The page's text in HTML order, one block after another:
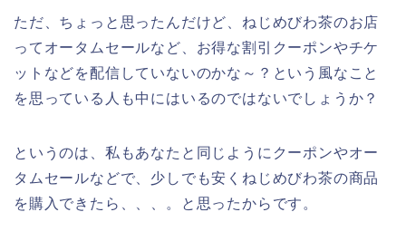
ただ、ちょっと思ったんだけど、ねじめびわ茶のお店
ってオータムセールなど、お得な割引クーポンやチケ
ットなどを配信していないのかな～？という風なこと
を思っている人も中にはいるのではないでしょうか？
というのは、私もあなたと同じようにクーポンやオー
タムセールなどで、少しでも安くねじめびわ茶の商品
を購入できたら、、、。と思ったからです。